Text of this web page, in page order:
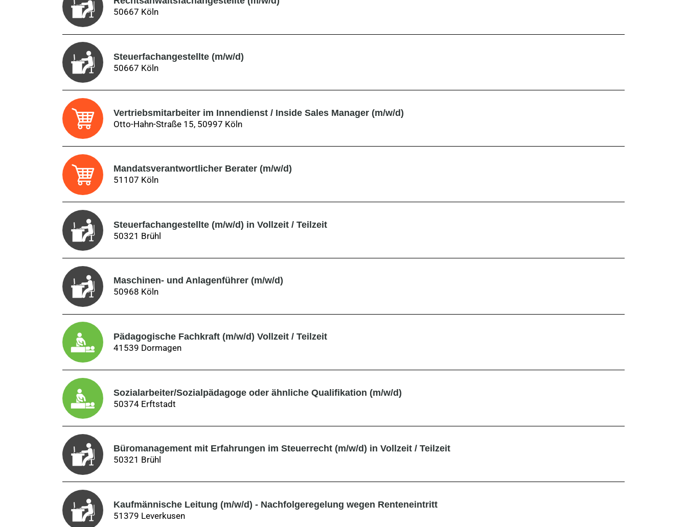
50667 Köln
Steuerfachangestellte (m/w/d)
50667 Köln
Vertriebsmitarbeiter im Innendienst / Inside Sales Manager (m/w/d)
Otto-Hahn-Straße 15, 50997 Köln
Mandatsverantwortlicher Berater (m/w/d)
51107 Köln
Steuerfachangestellte (m/w/d) in Vollzeit / Teilzeit
50321 Brühl
Maschinen- und Anlagenführer (m/w/d)
50968 Köln
Pädagogische Fachkraft (m/w/d) Vollzeit / Teilzeit
41539 Dormagen
Sozialarbeiter/Sozialpädagoge oder ähnliche Qualifikation (m/w/d)
50374 Erftstadt
Büromanagement mit Erfahrungen im Steuerrecht (m/w/d) in Vollzeit / Teilzeit
50321 Brühl
Kaufmännische Leitung (m/w/d) - Nachfolgeregelung wegen Renteneintritt
51379 Leverkusen